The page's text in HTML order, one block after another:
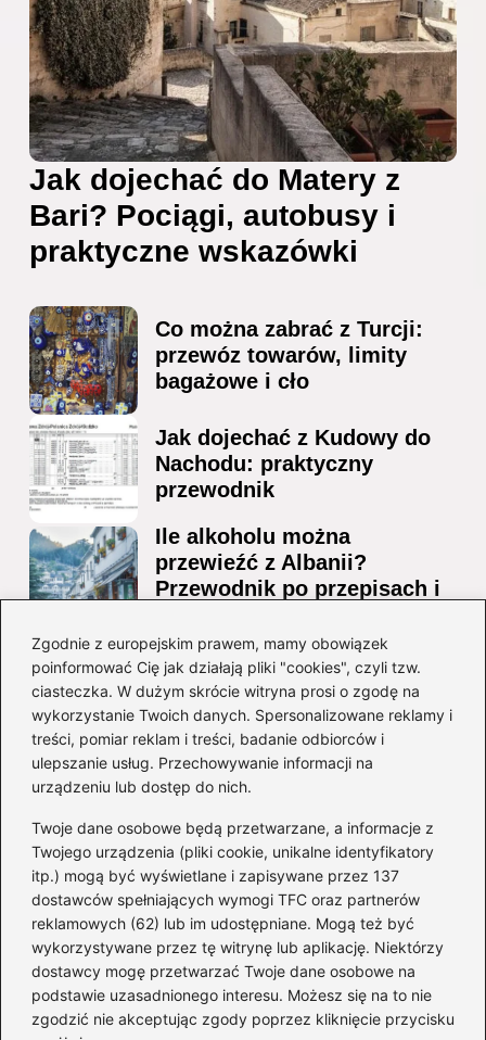
Zgodnie z europejskim prawem, mamy obowiązek
poinformować Cię jak działają pliki "cookies", czyli tzw.
ciasteczka. W dużym skrócie witryna prosi o zgodę na
wykorzystanie Twoich danych. Spersonalizowane reklamy i
treści, pomiar reklam i treści, badanie odbiorców i
ulepszanie usług. Przechowywanie informacji na
urządzeniu lub dostęp do nich.
Twoje dane osobowe będą przetwarzane, a informacje z
Twojego urządzenia (pliki cookie, unikalne identyfikatory
itp.) mogą być wyświetlane i zapisywane przez 137
dostawców spełniających wymogi TFC oraz partnerów
reklamowych (62) lub im udostępniane. Mogą też być
wykorzystywane przez tę witrynę lub aplikację. Niektórzy
dostawcy mogę przetwarzać Twoje dane osobowe na
podstawie uzasadnionego interesu. Możesz się na to nie
zgodzić nie akceptując zgody poprzez kliknięcie przycisku
Jak dojechać do Matery z
Bari? Pociągi, autobusy i
praktyczne wskazówki
Co można zabrać z Turcji:
przewóz towarów, limity
bagażowe i cło
Jak dojechać z Kudowy do
Nachodu: praktyczny
przewodnik
Ile alkoholu można
przewieźć z Albanii?
Przewodnik po przepisach i
Ile alkoholu można legalnie
przesłać przez granicę do
Czech?
Kategorie
Ciekawostki(8)
Kultura i tradycje(10)
Loty(234)
Polska(66)
Wakacje (295)
Zabytki(8)
Zagranica(47)